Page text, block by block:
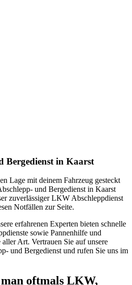
Bergedienst in Kaarst
Lage mit deinem Fahrzeug gesteckt
und Bergedienst in Kaarst
zuverlässiger LKW Abschleppdienst
Notfällen zur Seite.
erfahrenen Experten bieten schnelle
sowie Pannenhilfe und
Art. Vertrauen Sie auf unsere
und Bergedienst und rufen Sie uns im
oftmals LKW,